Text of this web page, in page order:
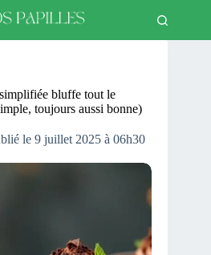
bluffe tout le
toujours aussi bonne)
le 9 juillet 2025 à 06h30